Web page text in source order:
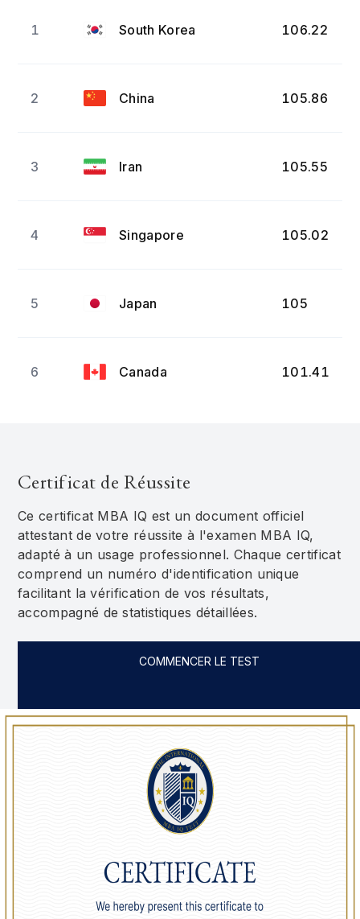
1 South Korea 106.22
2 China 105.86
3 Iran 105.55
4 Singapore 105.02
5 Japan 105
6 Canada 101.41
Germany 101.17
9 Slovenia 101.15
10 Mongolia 101.06
11 Israel 100.91
Sri Lanka
Certificat de Réussite
Ce certificat MBA IQ est un document officiel
attestant de votre réussite à l'examen MBA IQ,
adapté à un usage professionnel. Chaque certificat
comprend un numéro d'identification unique
facilitant la vérification de vos résultats,
accompagné de statistiques détaillées.
COMMENCER LE TEST